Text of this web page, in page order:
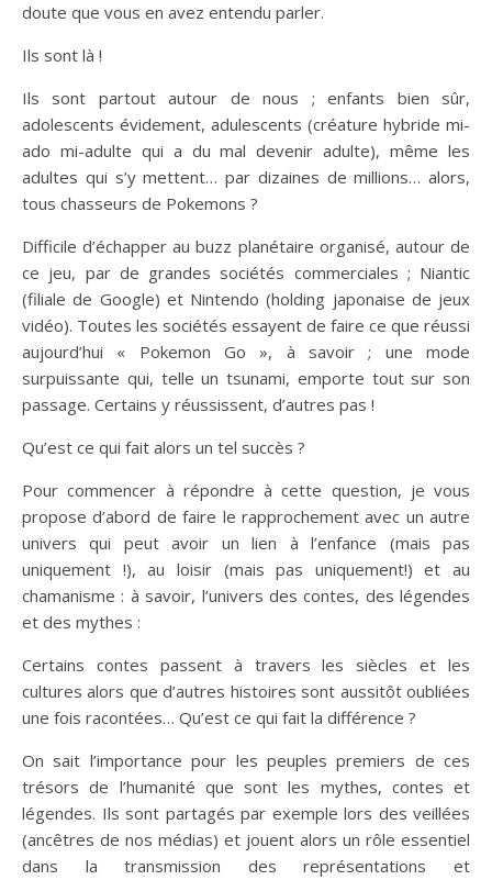
doute que vous en avez entendu parler.
Ils sont là !
Ils sont partout autour de nous ; enfants bien sûr,
adolescents évidement, adulescents (créature hybride mi-
ado mi-adulte qui a du mal devenir adulte), même les
adultes qui s’y mettent… par dizaines de millions… alors,
tous chasseurs de Pokemons ?
Difficile d’échapper au buzz planétaire organisé, autour de
ce jeu, par de grandes sociétés commerciales ; Niantic
(filiale de Google) et Nintendo (holding japonaise de jeux
vidéo). Toutes les sociétés essayent de faire ce que réussi
aujourd’hui « Pokemon Go », à savoir ; une mode
surpuissante qui, telle un tsunami, emporte tout sur son
passage. Certains y réussissent, d’autres pas !
Qu’est ce qui fait alors un tel succès ?
Pour commencer à répondre à cette question, je vous
propose d’abord de faire le rapprochement avec un autre
univers qui peut avoir un lien à l’enfance (mais pas
uniquement !), au loisir (mais pas uniquement!) et au
chamanisme : à savoir, l’univers des contes, des légendes
et des mythes :
Certains contes passent à travers les siècles et les
cultures alors que d’autres histoires sont aussitôt oubliées
une fois racontées… Qu’est ce qui fait la différence ?
On sait l’importance pour les peuples premiers de ces
trésors de l’humanité que sont les mythes, contes et
légendes. Ils sont partagés par exemple lors des veillées
(ancêtres de nos médias) et jouent alors un rôle essentiel
dans la transmission des représentations et